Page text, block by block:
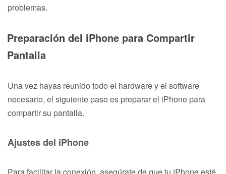
problemas.
Preparación del iPhone para Compartir
Pantalla
Una vez hayas reunido todo el hardware y el software
necesario, el siguiente paso es preparar el iPhone para
compartir su pantalla.
Ajustes del iPhone
Para facilitar la conexión, asegúrate de que tu iPhone esté